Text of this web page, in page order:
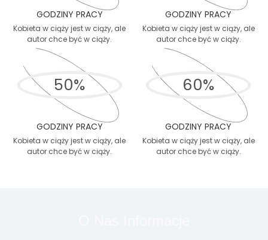
GODZINY PRACY
Kobieta w ciąży jest w ciąży, ale
autor chce być w ciąży.
GODZINY PRACY
Kobieta w ciąży jest w ciąży, ale
autor chce być w ciąży.
50%
GODZINY PRACY
Kobieta w ciąży jest w ciąży, ale
autor chce być w ciąży.
60%
GODZINY PRACY
Kobieta w ciąży jest w ciąży, ale
autor chce być w ciąży.